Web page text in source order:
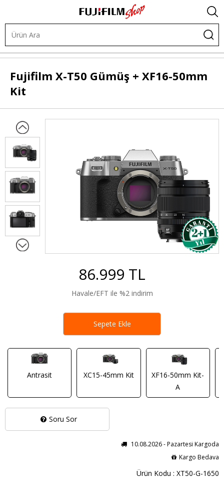
Fujifilm X-T50 Gümüş + XF16-50mm
Kit
Soru Sor
86.999 TL
Havale/EFT ile %2 indirim
Antrasit XC15-45mm Kit
XF16-50mm Kit-
A
10.08.2026 - Pazartesi Kargoda
Kargo Bedava
Ürün Kodu : XT50-G-1650
Sepete Ekle